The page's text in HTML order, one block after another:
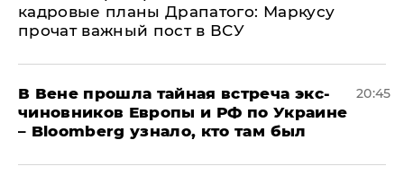
кадровые планы Драпатого: Маркусу
прочат важный пост в ВСУ
В Вене прошла тайная встреча экс-
чиновников Европы и РФ по Украине
– Bloomberg узнало, кто там был
20:45